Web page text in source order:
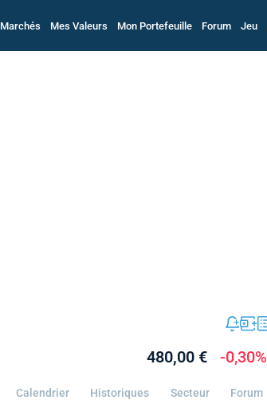
Marchés Mes Valeurs Mon Portefeuille Forum Jeu
480,00 € -0,30%
Calendrier Historiques Secteur Forum